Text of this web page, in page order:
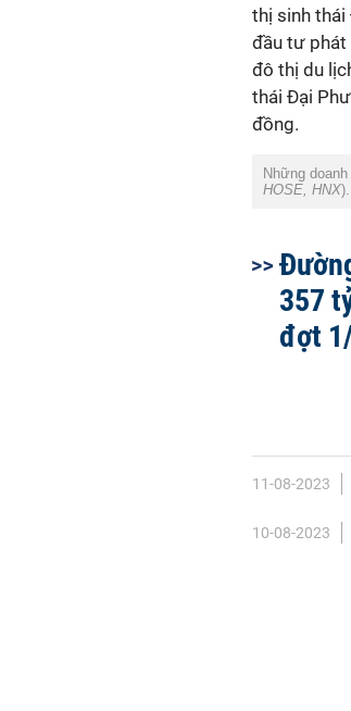
thị sinh thái
đầu tư phát
đô thị du
thái Đại
đồng.
Những
HOSE, HNX).
357
đợt
11-08-2023
10-08-2023